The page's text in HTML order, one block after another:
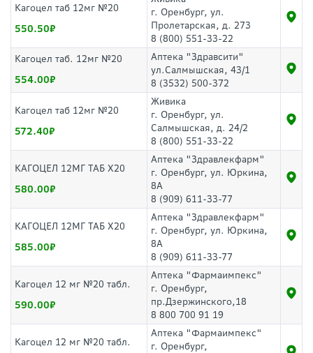
Кагоцел таб 12мг №20
550.50
г. Оренбург, ул.
Пролетарская, д. 273
8 (800) 551-33-22
Кагоцел таб. 12мг №20
554.00
Аптека "Здравсити"
ул.Салмышская, 43/1
8 (3532) 500-372
Кагоцел таб 12мг №20
572.40
Живика
г. Оренбург, ул.
Салмышская, д. 24/2
8 (800) 551-33-22
КАГОЦЕЛ 12МГ ТАБ Х20
580.00
Аптека "Здравлекфарм"
г. Оренбург, ул. Юркина,
8А
8 (909) 611-33-77
КАГОЦЕЛ 12МГ ТАБ Х20
585.00
Аптека "Здравлекфарм"
г. Оренбург, ул. Юркина,
8А
8 (909) 611-33-77
Кагоцел 12 мг №20 табл.
590.00
Аптека "Фармаимпекс"
г. Оренбург,
пр.Дзержинского,18
8 800 700 91 19
Кагоцел 12 мг №20 табл.
Аптека "Фармаимпекс"
г. Оренбург,